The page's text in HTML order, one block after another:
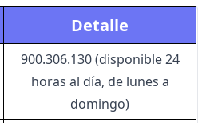
Detalle
900.306.130 (disponible 24
horas al día, de lunes a
domingo)